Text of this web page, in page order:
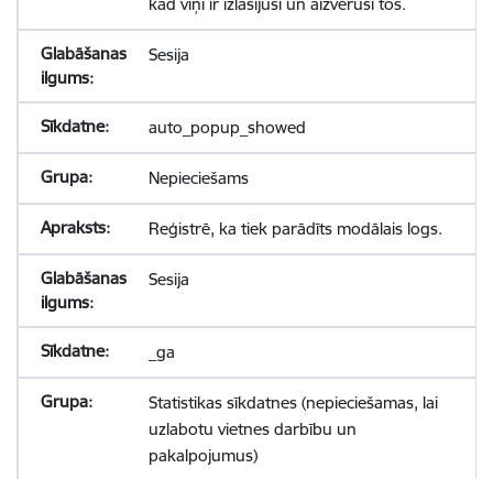
Sesija
auto_popup_showed
Nepieciešams
Reģistrē, ka tiek parādīts modālais logs.
Sesija
_ga
Statistikas sīkdatnes (nepieciešamas, lai
uzlabotu vietnes darbību un
pakalpojumus)